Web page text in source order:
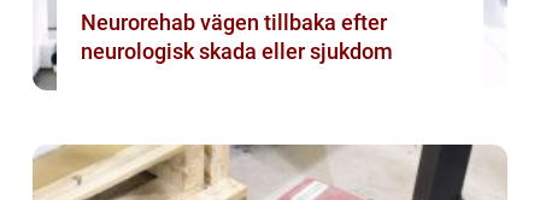
Neurorehab vägen tillbaka efter
neurologisk skada eller sjukdom